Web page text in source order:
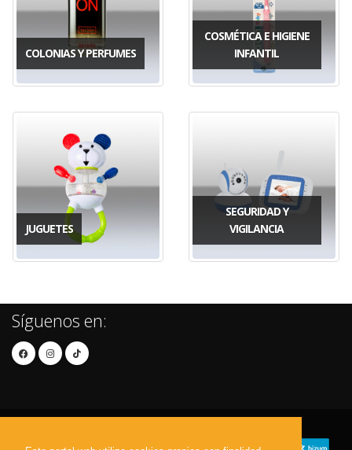
COLONIAS Y PERFUMES
COSMÉTICA E HIGIENE
INFANTIL
JUGUETES
SEGURIDAD Y
VIGILANCIA
Síguenos en: